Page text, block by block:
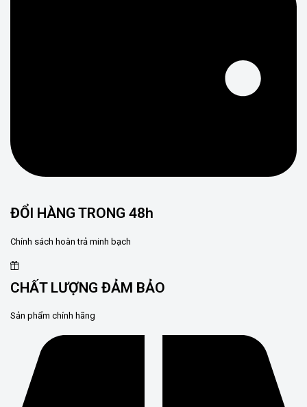
ĐỔI HÀNG TRONG 48h
Chính sách hoàn trả minh bạch
CHẤT LƯỢNG ĐẢM BẢO
Sản phẩm chính hãng